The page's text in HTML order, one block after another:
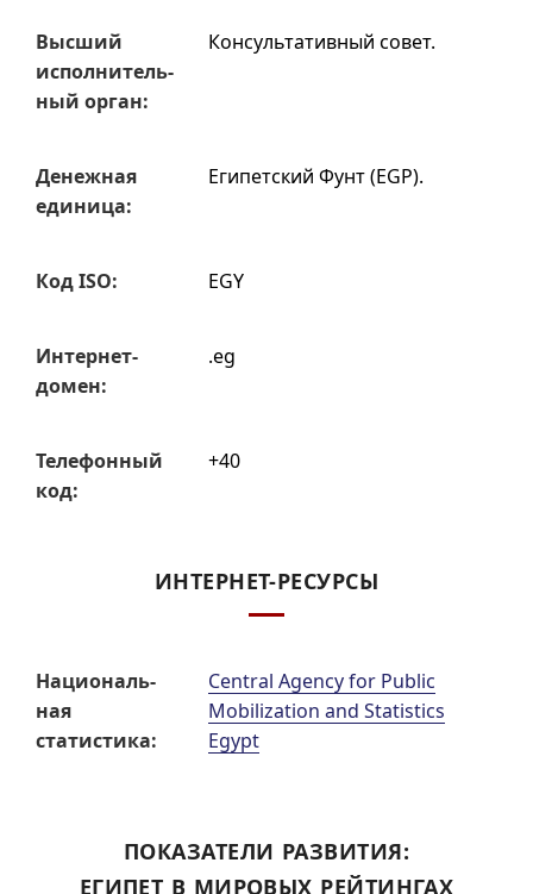
Высший
испол­нитель­
ный орган:
Консультативный совет.
Денежная
единица:
Египетский Фунт (EGP).
Код ISO: EGY
Интернет-
домен:
.eg
Телефон­ный
код:
+40
ИНТЕРНЕТ-РЕСУРСЫ
Нацио­наль­
ная
статис­тика:
Central Agency for Public
Mobilization and Statistics
Egypt
ПОКАЗАТЕЛИ РАЗВИТИЯ:
ЕГИПЕТ В МИРОВЫХ РЕЙТИНГАХ